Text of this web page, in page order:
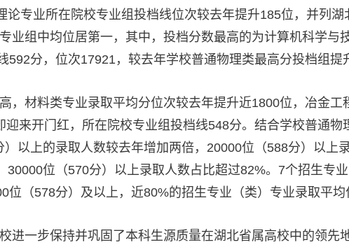
论专业所在院校专业组投档线位次较去年提升185位，并列
业组中均位居第一，其中，投档分数最高的为计算机科学
分，位次17921，较去年学校普通物理类最高分投档组提
，材料类专业录取平均分位次较去年提升近1800位，冶金
来开门红，所在院校专业组投档线548分。结合学校普通
以上的录取人数较去年增加两倍，20000位（588分）以上
30000位（570分）以上录取人数占比超过82%。7个招生专
（578分）及以上，近80%的招生专业（类）专业录取平均
进一步保持并巩固了本科生源质量在湖北省属高校中的领